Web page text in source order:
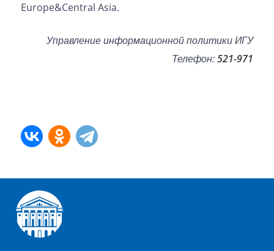
Europe&Central Asia.
Управление информационной политики ИГУ
Телефон:521-971